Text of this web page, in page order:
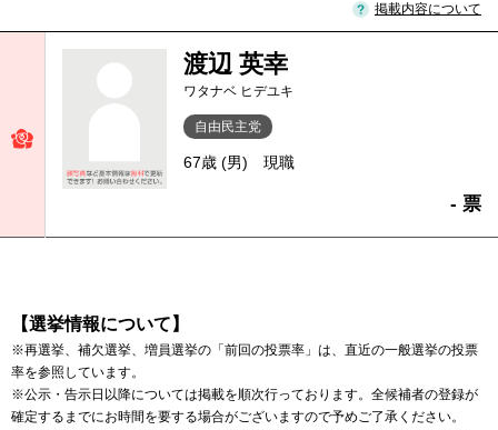
掲載内容について
渡辺 英幸
ワタナベ ヒデユキ
自由民主党
67歳 (男) 現職
- 票
【選挙情報について】
※再選挙、補欠選挙、増員選挙の「前回の投票率」は、直近の一般選挙の投票
率を参照しています。
※公示・告示日以降については掲載を順次行っております。全候補者の登録が
確定するまでにお時間を要する場合がございますので予めご了承ください。